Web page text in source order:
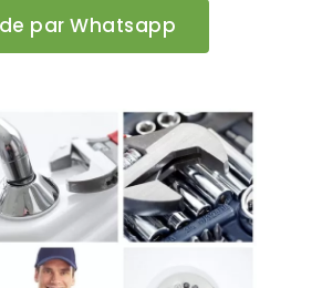
par Whatsapp